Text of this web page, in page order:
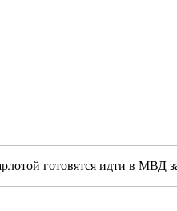
готовятся идти в МВД